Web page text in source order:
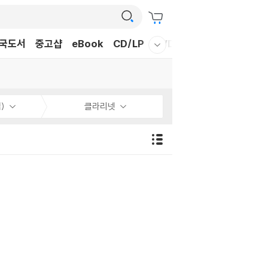
도서 중고샵 eBook CD/LP DVD/BD
클라리넷